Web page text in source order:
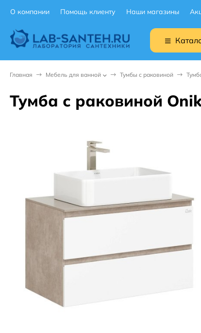
О компании Помощь клиенту Наши магазины
Главная Мебель для ванной Тумбы с раковиной
Тумба с раковиной